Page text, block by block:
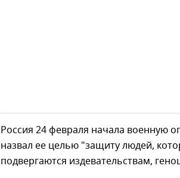
Россия 24 февраля начала военную
назвал ее целью "защиту людей,
подвергаются издевательствам,